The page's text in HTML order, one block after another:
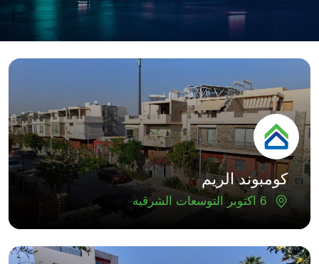
كومبوند الريم
6 اكتوبر التوسعات الشرقيه